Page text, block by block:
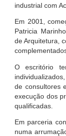
industrial com
Em 2001,
Patricia
de Arquitetura,
O escritório
de consultores
execução dos
qualificadas.
Em parceria
numa